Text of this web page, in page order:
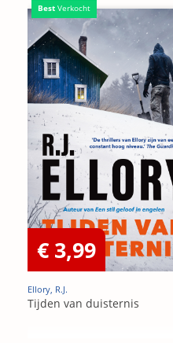
Best Verkocht
€ 3,99
Ellory, R.J.
Tijden van duisternis